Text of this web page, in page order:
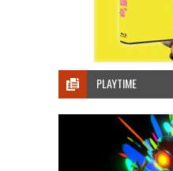
PLAYTIME